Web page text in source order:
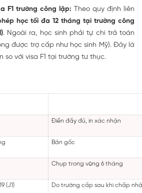
F1 trường công lập: Theo quy định liên
học tối đa 12 tháng tại trường công
. Ngoài ra, học sinh phải tự chi trả toàn
được trợ cấp như học sinh Mỹ). Đây là
với visa F1 tại trường tư thục.
Điền đầy đủ, in xác nhận
Bản gốc
Chụp trong vòng 6 tháng
(J1) Do trường cấp sau khi chấp